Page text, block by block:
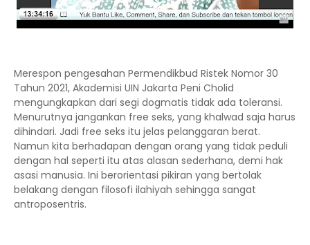
Merespon pengesahan Permendikbud Ristek Nomor 30
Tahun 2021, Akademisi UIN Jakarta Peni Cholid
mengungkapkan dari segi dogmatis tidak ada toleransi.
Menurutnya jangankan free seks, yang khalwad saja harus
dihindari. Jadi free seks itu jelas pelanggaran berat.
Namun kita berhadapan dengan orang yang tidak peduli
dengan hal seperti itu atas alasan sederhana, demi hak
asasi manusia. Ini berorientasi pikiran yang bertolak
belakang dengan filosofi ilahiyah sehingga sangat
antroposentris.